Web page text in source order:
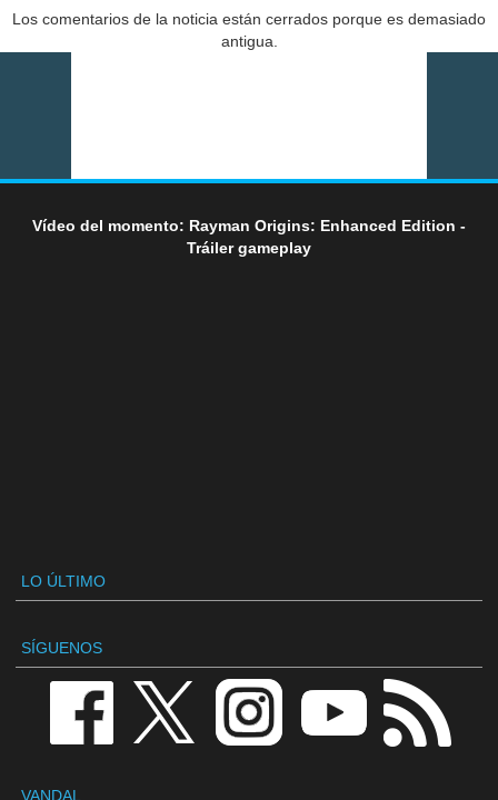
Los comentarios de la noticia están cerrados porque es demasiado
antigua.
Vídeo del momento: Rayman Origins: Enhanced Edition -
Tráiler gameplay
LO ÚLTIMO
SÍGUENOS
VANDAL